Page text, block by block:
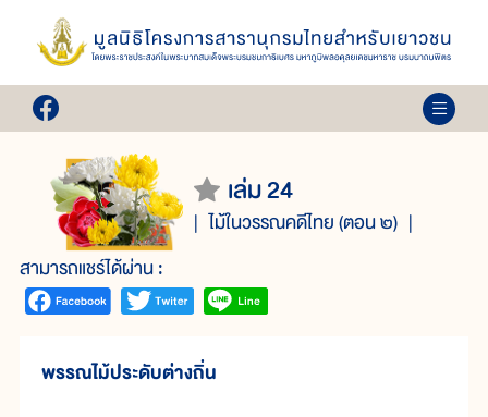
เล่ม 24
ไม้ในวรรณคดีไทย (ตอน ๒)
สามารถแชร์ได้ผ่าน :
พรรณไม้ประดับต่างถิ่น